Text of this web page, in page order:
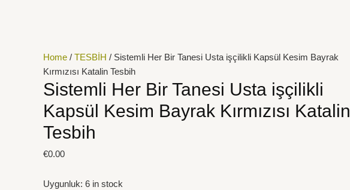
Home / TESBİH / Sistemli Her Bir Tanesi Usta işçilikli Kapsül Kesim Bayrak
Kırmızısı Katalin Tesbih
Sistemli Her Bir Tanesi Usta işçilikli
Kapsül Kesim Bayrak Kırmızısı Katalin
Tesbih
€0.00
Uygunluk: 6 in stock
Usta
işçilikli
Kapsül
Kesim
Bayrak
Kırmızısı
Katalin
quantity